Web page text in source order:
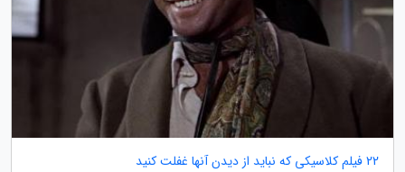
22 فیلم کلاسیکی که نباید از دیدن آنها غفلت کنید